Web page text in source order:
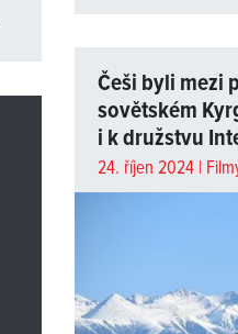
Češi byli mezi
sovětském
i k družstvu
24. říjen 2024 |